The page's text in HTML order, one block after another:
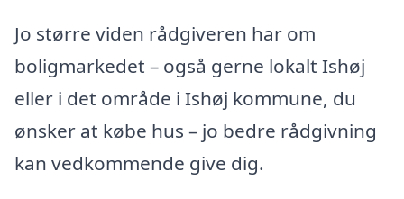
Jo større viden rådgiveren har om
boligmarkedet – også gerne lokalt Ishøj
eller i det område i Ishøj kommune, du
ønsker at købe hus – jo bedre rådgivning
kan vedkommende give dig.